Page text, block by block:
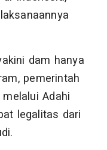
dam hanya
pemerintah
Adahi
legalitas dari